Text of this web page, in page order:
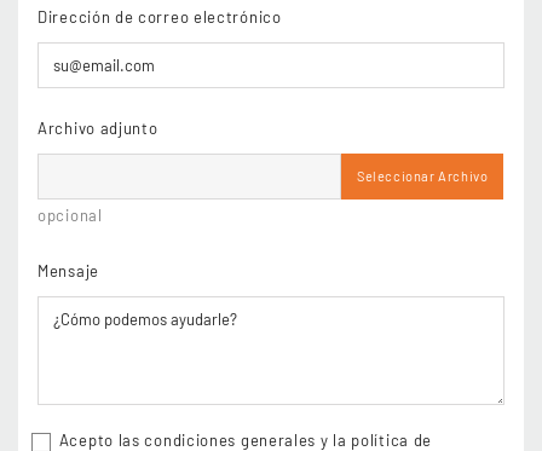
Dirección de correo electrónico
Archivo adjunto
Seleccionar Archivo
opcional
Mensaje
Acepto las condiciones generales y la política de